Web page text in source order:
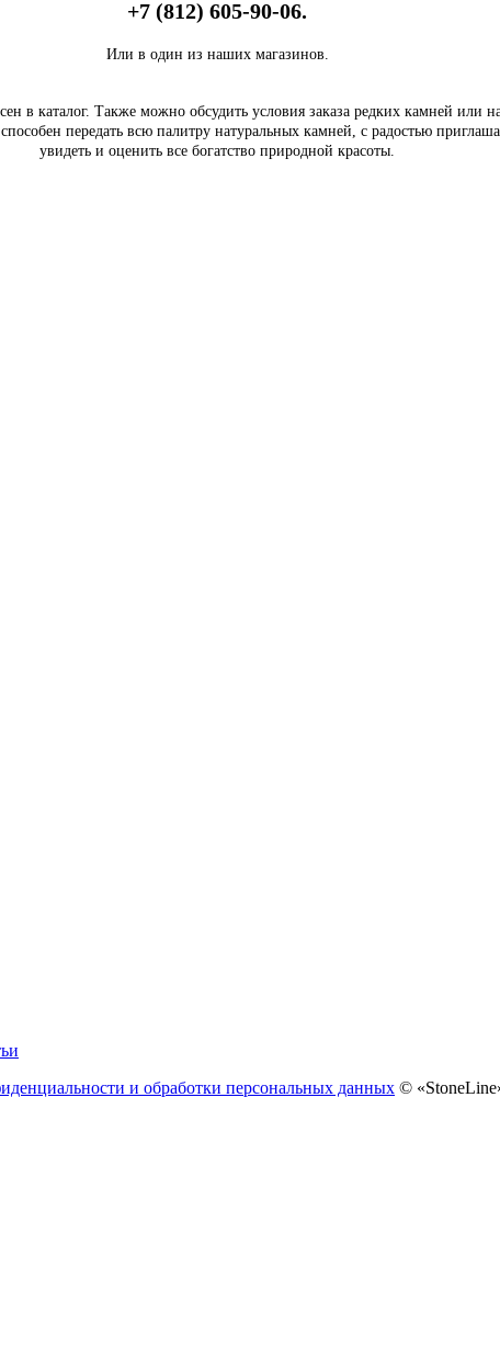
+7 (812) 605-90-06.
Или в один из наших магазинов.
в каталог. Также можно обсудить условия заказа редких камней или
передать всю палитру натуральных камней, с радостью
увидеть и оценить все богатство природной красоты.
и обработки персональных данных ©